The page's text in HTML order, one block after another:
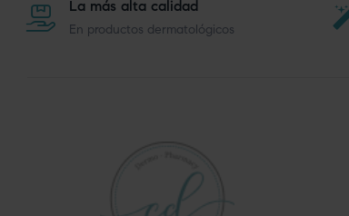
La más alta calidad
En productos dermatológicos